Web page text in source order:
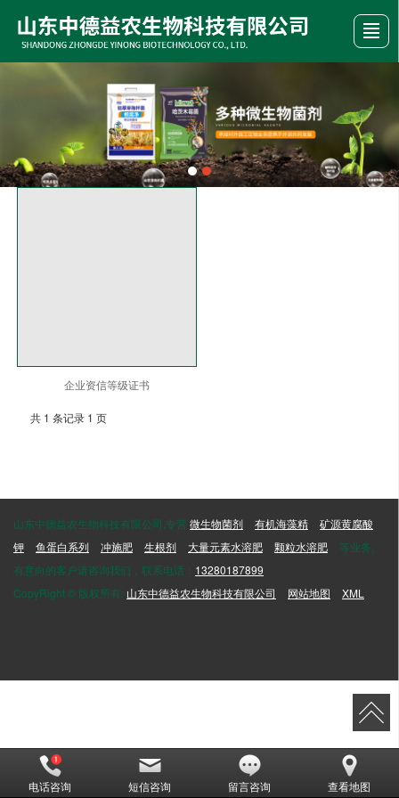
公司介绍 产品展示
企业资信等级证书
共 1 条记录 1 页
山东中德益农生物科技有限公司,专营 微生物菌剂 有机海藻精
矿源黄腐酸
钾
鱼蛋白系列 冲施肥 生根剂 大量元素水溶肥 颗粒水溶肥
等业务,
有意向的客户请咨询我们，联系电话： 13280187899
CopyRight © 版权所有: 山东中德益农生物科技有限公司 网站地图 XML
电话咨询 短信咨询 留言咨询 查看地图